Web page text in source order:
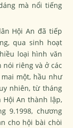
mà nổi tiếng
Hội An đã tiếp
qua sinh hoạt
loại hình văn
nói riêng và ở các
một, hầu như
nhiên, từ tháng
Hội An thành lập,
9.1998, chương
cho hội bài chòi